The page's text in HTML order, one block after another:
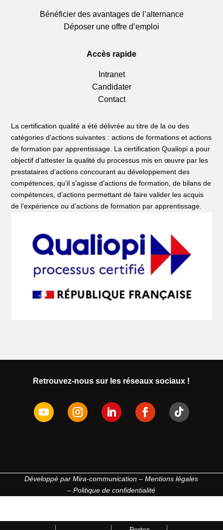
Bénéficier des avantages de l’alternance
Déposer une offre d’emploi
Accès rapide
Intranet
Candidater
Contact
La certification qualité a été délivrée au titre de la ou des
catégories d’actions suivantes : actions de formations et actions
de formation par apprentissage. La certification Qualiopi a pour
objectif d’attester la qualité du processus mis en œuvre par les
prestataires d’actions concourant au développement des
compétences, qu’il s’agisse d’actions de formation, de bilans de
compétences, d’actions permettant de faire valider les acquis
de l’expérience ou d’actions de formation par apprentissage.
Retrouvez-nous sur les réseaux sociaux !
Développé parMira-communication –Mentions légales
–Politique de confidentialité